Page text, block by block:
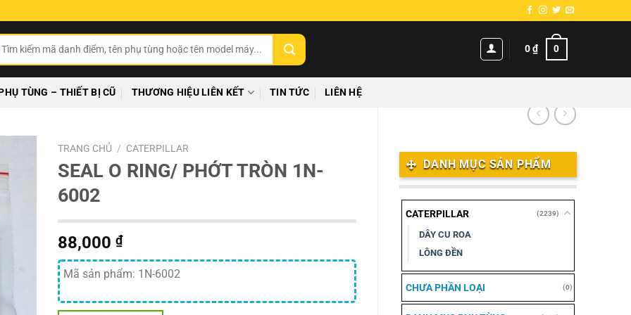
0₫ 0
TÙNG – THIẾT BỊ CŨ THƯƠNG HIỆU LIÊN KẾT TIN TỨC LIÊN HỆ
DANH MỤC SẢN PHẨM
CATERPILLAR (2239)
DÂY CU ROA
LÔNG ĐỀN
CHƯA PHẦN LOẠI (0)
TRANG CHỦ / CATERPILLAR
SEAL O RING/ PHỚT TRÒN 1N-
6002
88,000₫
Mã sản phẩm: 1N-6002